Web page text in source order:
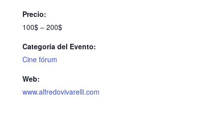
Precio:
100$ – 200$
Categoría del Evento:
Cine fórum
Web:
www.alfredovivarelli.com